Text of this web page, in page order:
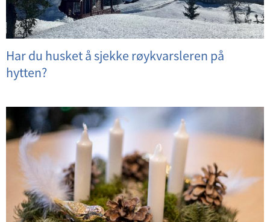
Har du husket å sjekke røykvarsleren på
hytten?